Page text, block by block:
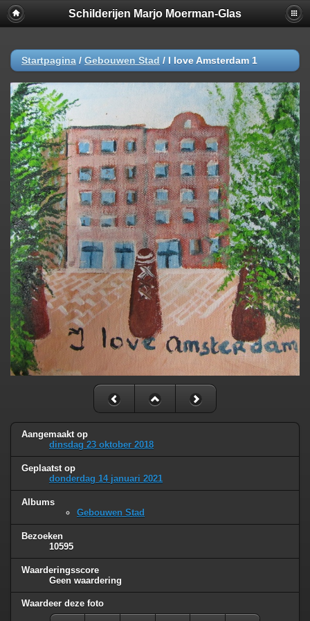
Schilderijen Marjo Moerman-Glas
Startpagina / Gebouwen Stad / I love Amsterdam 1
Aangemaakt op
dinsdag 23 oktober 2018
Geplaatst op
donderdag 14 januari 2021
Albums
Gebouwen Stad
Bezoeken
10595
Waarderingsscore
Geen waardering
Waardeer deze foto